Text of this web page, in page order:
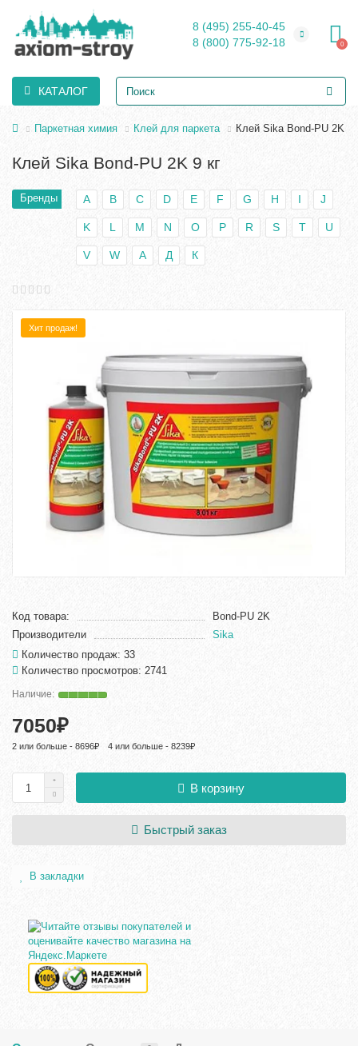
8 (495) 255-40-45
8 (800) 775-92-18
0
КАТАЛОГ
Паркетная химия Клей для паркета Клей Sika Bond-PU 2K 9
Клей Sika Bond-PU 2K 9 кг
Бренды A B C D E F G H I J
K L M N O P R S T U
V W А Д К
Хит продаж!
Код товара:
Bond-PU 2K
Производители
Sika
Количество продаж: 33
Количество просмотров: 2741
7050₽
2 или больше - 8696₽ 4 или больше - 8239₽
В корзину
Быстрый заказ
В закладки